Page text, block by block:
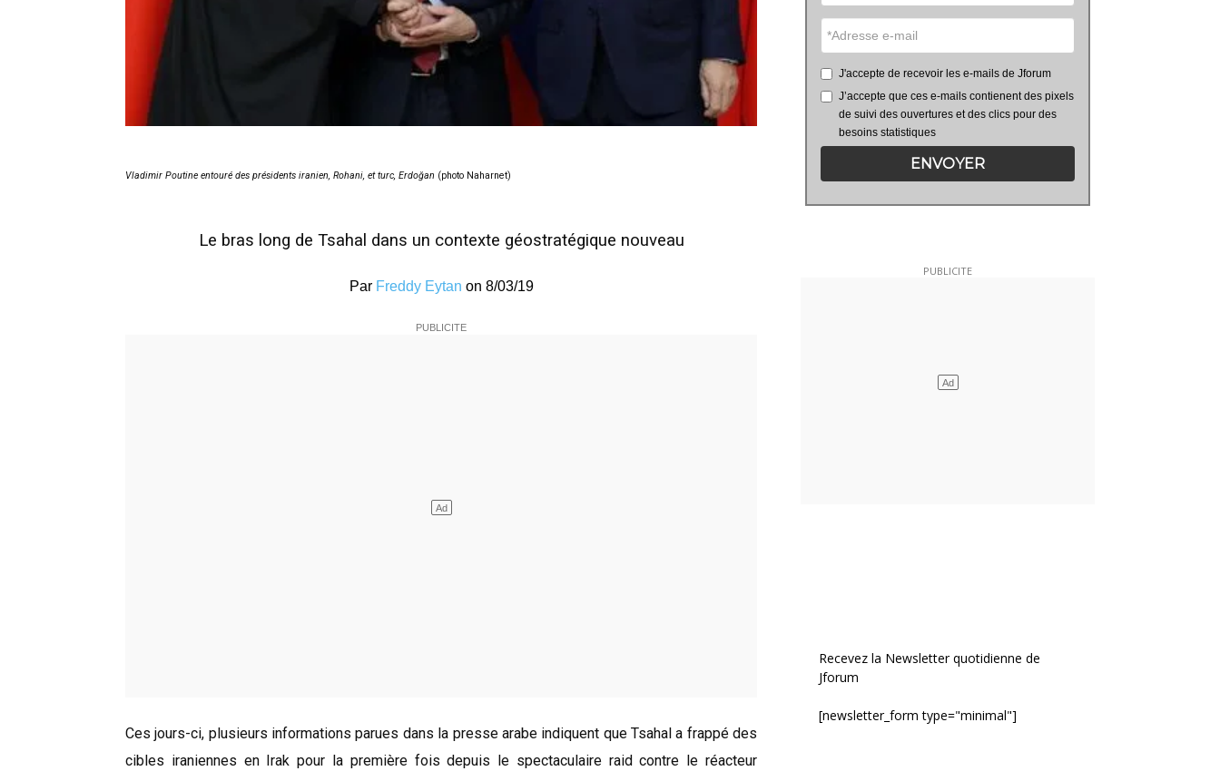
Vladimir Poutine entouré des présidents iranien, Rohani, et turc, Erdoğan (photo Naharnet)
Le bras long de Tsahal dans un contexte géostratégique nouveau
Par Freddy Eytan on 8/03/19
Ces jours-ci, plusieurs informations parues dans la presse arabe indiquent que Tsahal a frappé des
cibles iraniennes en Irak pour la première fois depuis le spectaculaire raid contre le réacteur
J'accepte de recevoir les e-mails de Jforum
J’accepte que ces e-mails contienent des pixels
de suivi des ouvertures et des clics pour des
besoins statistiques
ENVOYER
Recevez la Newsletter quotidienne de
Jforum
[newsletter_form type="minimal"]